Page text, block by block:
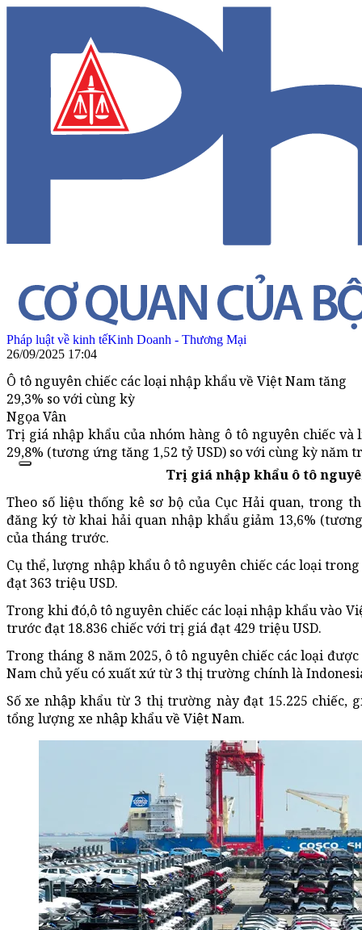
Pháp luật về kinh tếKinh Doanh - Thương Mại
26/09/2025 17:04
Ô tô nguyên chiếc các loại nhập khẩu về Việt Nam tăng
29,3% so với cùng kỳ
Ngọa Vân
Trị giá nhập khẩu của nhóm hàng ô tô nguyên chiếc và
29,8% (tương ứng tăng 1,52 tỷ USD) so với cùng kỳ năm
Trị giá nhập khẩu ô tô
Theo số liệu thống kê sơ bộ của Cục Hải quan, trong
đăng ký tờ khai hải quan nhập khẩu giảm 13,6%
của tháng trước.
Cụ thể, lượng nhập khẩu ô tô nguyên chiếc các loại
đạt 363 triệu USD.
Trong khi đó,ô tô nguyên chiếc các loại nhập khẩu vào
trước đạt 18.836 chiếc với trị giá đạt 429 triệu USD.
Trong tháng 8 năm 2025, ô tô nguyên chiếc các loại
Nam chủ yếu có xuất xứ từ 3 thị trường chính là
Số xe nhập khẩu từ 3 thị trường này đạt 15.225 chiếc,
tổng lượng xe nhập khẩu về Việt Nam.